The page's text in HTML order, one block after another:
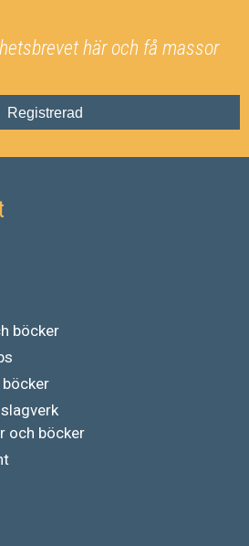
här och få massor
Registrerad
böcker
och böcker